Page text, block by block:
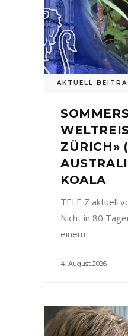
AKTUELL
ZÜRICH»
KOALA
TELE Z aktuell
Nicht in 80
einem
4. August 2026